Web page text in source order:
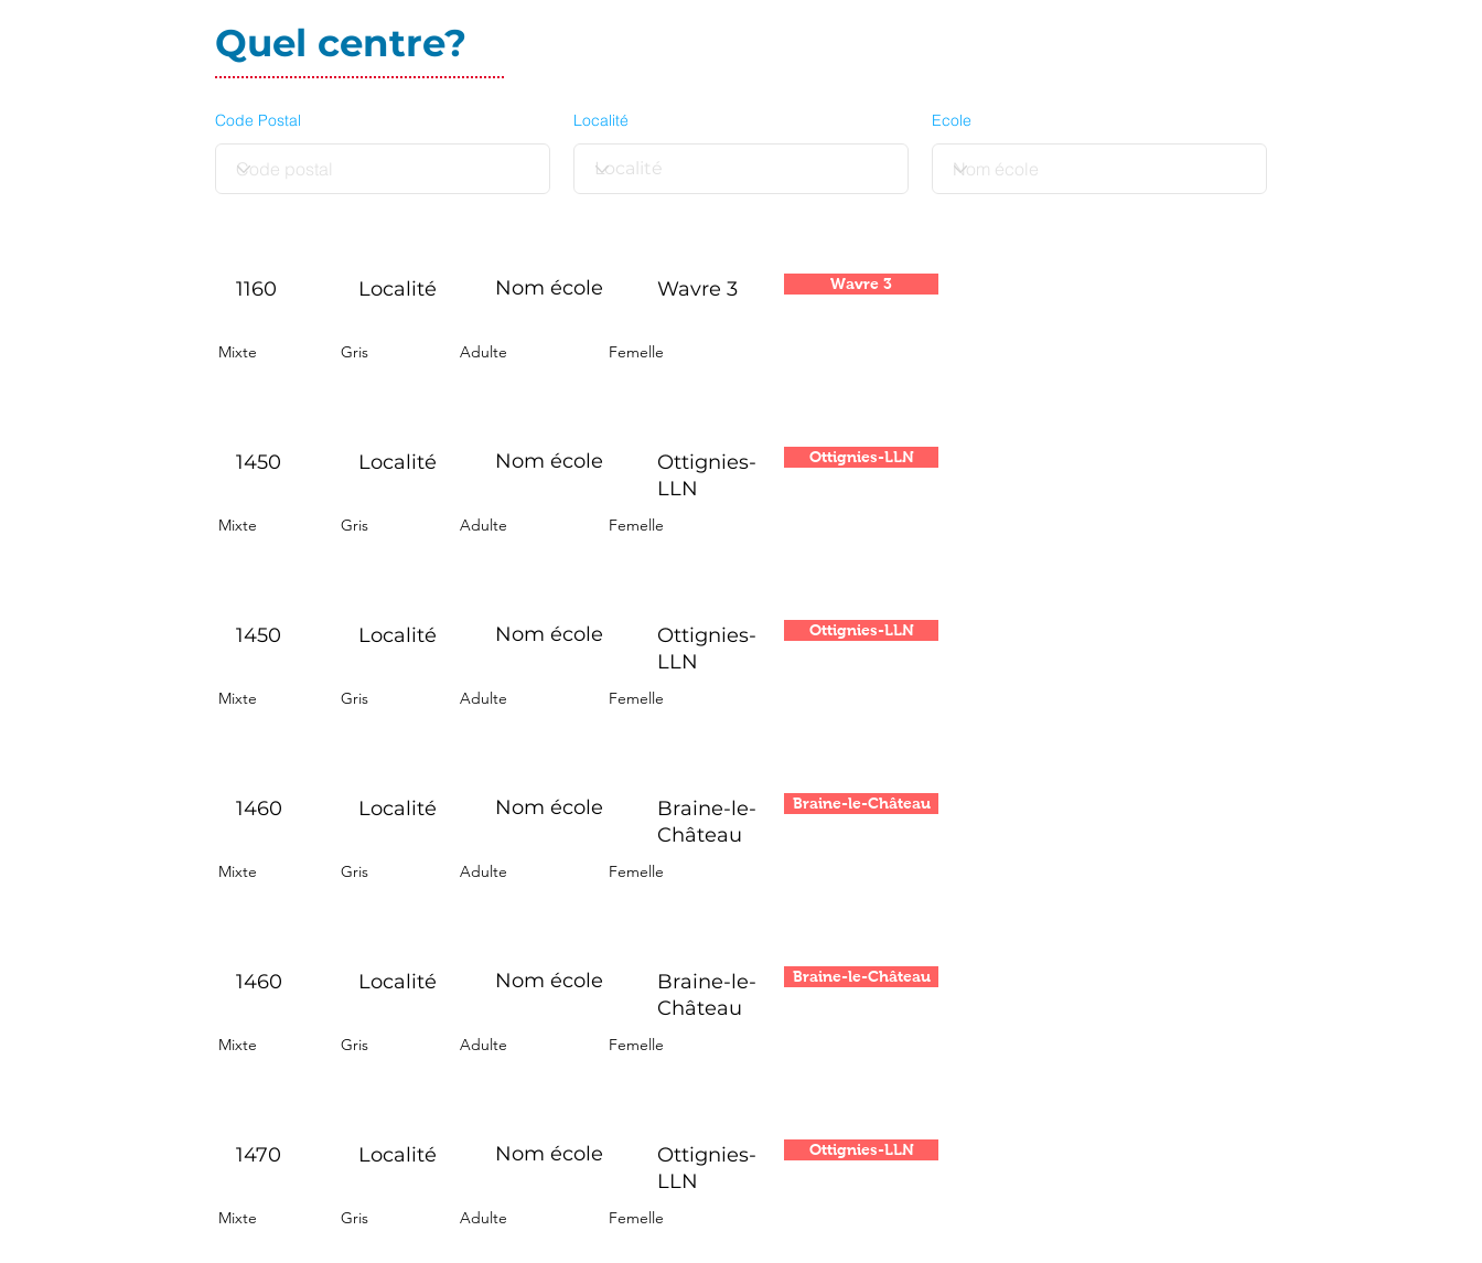
Quel centre?
Code Postal Localité Ecole
1160 Localité Nom école Wavre 3 Wavre 3
Mixte Gris Adulte Femelle
1450 Localité Nom école
Ottignies-
LLN
Ottignies-LLN
Mixte Gris Adulte Femelle
1450 Localité Nom école
Ottignies-
LLN
Ottignies-LLN
Mixte Gris Adulte Femelle
1460 Localité Nom école
Braine-le-
Château
Braine-le-Château
Mixte Gris Adulte Femelle
1460 Localité Nom école
Braine-le-
Château
Braine-le-Château
Mixte Gris Adulte Femelle
1470 Localité Nom école
Ottignies-
LLN
Ottignies-LLN
Mixte Gris Adulte Femelle